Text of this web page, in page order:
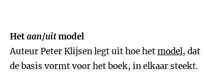
Hetaan/uitmodel
Auteur Peter Klijsen legt uit hoe hetmodel, dat
de basis vormt voor het boek, in elkaar steekt.